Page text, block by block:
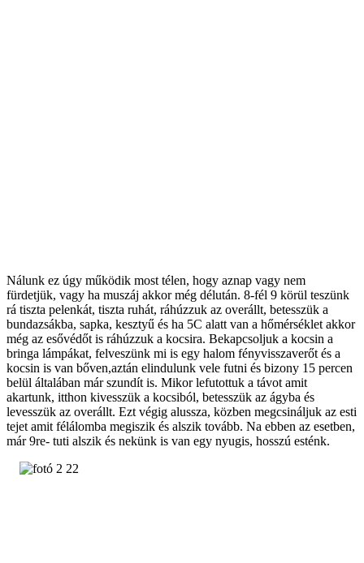
Nálunk ez úgy működik most télen, hogy aznap vagy nem
fürdetjük, vagy ha muszáj akkor még délután. 8-fél 9 körül teszünk
rá tiszta pelenkát, tiszta ruhát, ráhúzzuk az overállt, betesszük a
bundazsákba, sapka, kesztyű és ha 5C alatt van a hőmérséklet akkor
még az esővédőt is ráhúzzuk a kocsira. Bekapcsoljuk a kocsin a
bringa lámpákat, felveszünk mi is egy halom fényvisszaverőt és a
kocsin is van bőven,aztán elindulunk vele futni és bizony 15 percen
belül általában már szundít is. Mikor lefutottuk a távot amit
akartunk, itthon kivesszük a kocsiból, betesszük az ágyba és
levesszük az overállt. Ezt végig alussza, közben megcsináljuk az esti
tejet amit félálomba megiszik és alszik tovább. Na ebben az esetben,
már 9re- tuti alszik és nekünk is van egy nyugis, hosszú esténk.